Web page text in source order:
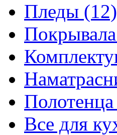
Пледы (12)
Покрывала
Полотенца
Все для